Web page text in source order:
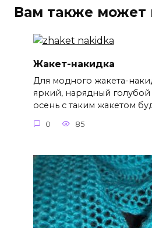
Вам также может
Жакет-накидка
Для модного жакета-
яркий, нарядный голубой
осень с таким жакетом
0 85